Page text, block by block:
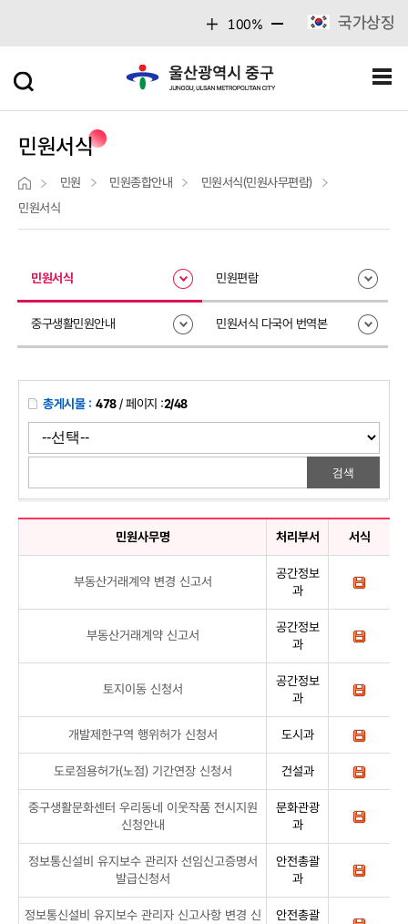
100% 국가상징
민원서식
민원 민원종합안내
민원서식(민원사무편람)
민원서식
민원서식 민원편람
중구생활민원안내 민원서식 다국어 번역본
총게시물 : 478/ 페이지 :2/48
민원사무명 처리부서 서식
부동산거래계약 변경 신고서
공간정보
과
부동산거래계약 신고서
공간정보
과
토지이동 신청서
공간정보
과
개발제한구역 행위허가 신청서 도시과
도로점용허가(노점) 기간연장 신청서 건설과
중구생활문화센터 우리동네 이웃작품 전시지원
신청안내
문화관광
과
정보통신설비 유지보수 관리자 선임신고증명서
발급신청서
안전총괄
과
정보통신설비 유지보수 관리자 신고사항 변경 신
안전총괄